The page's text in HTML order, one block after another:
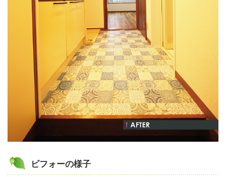
ビフォーの様子